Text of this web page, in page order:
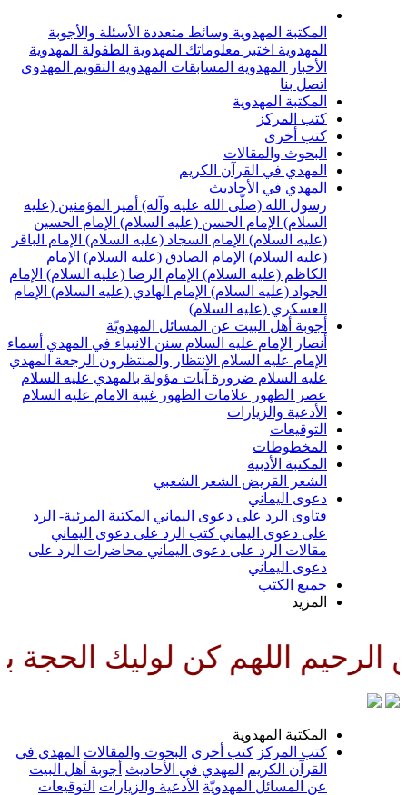
المهدويةوسائط متعددةالأسئلة والأجوبة
اختبر معلوماتك المهدويةالطفولة المهدوية
المهدويةالمسابقات المهدويةالتقويم المهدوي
المهدوية
والمقالات
في القرآن الكريم
في الأحاديث
الله (صلّى الله عليه وآله) أمير المؤمنين (عليه
الإمام الحسن (عليه السلام) الإمام الحسين
الإمام السجاد (عليه السلام) الإمام الباقر
الإمام الصادق (عليه السلام) الإمام
(عليه السلام) الإمام الرضا (عليه السلام) الإمام
(عليه السلام) الإمام الهادي (عليه السلام) الإمام
(عليه السلام)
أهل البيت عن المسائل المهدويّة
الإمام عليه السلامسنن الانبياء في المهديأسماء
عليه السلامالانتظار والمنتظرونالرجعةالمهدي
السلام ضرورة آيات مؤولة بالمهدي عليه السلام
علامات الظهورغيبة الامام عليه السلام
والزيارات
الأدبية
الشعر الشعبي
اليماني
الرد على دعوى اليماني المكتبة المرئية- الرد
دعوى اليماني كتب الرد على دعوى اليماني
الرد على دعوى اليماني محاضرات الرد على
كن لوليك الحجة بن الحسن
المهدوية
كتب أخرى البحوث والمقالات المهدي في
المهدي في الأحاديث أجوبة أهل البيت
المسائل المهدويّة الأدعية والزيارات التوقيعات